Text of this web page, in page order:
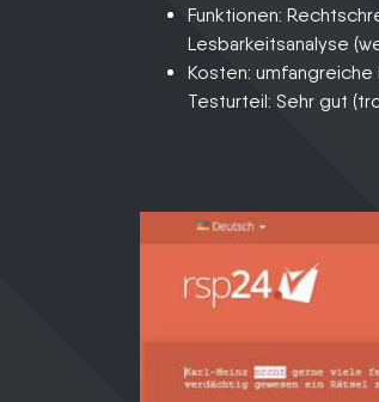
Funktionen:
Lesbarkeitsanalyse
Kosten:
Testurteil: Sehr gut